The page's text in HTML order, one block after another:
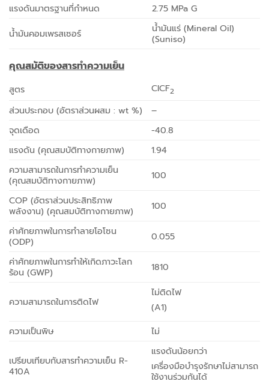
แรงดันมาตรฐานที่กำหนด
2.75 MPa G
น้ำมันคอมเพรสเซอร์
น้ำมันแร่ (Mineral Oil)
(Suniso)
คุณสมัติของสารทำความเย็น
สูตร CICF2
ส่วนประกอบ (อัตราส่วนผสม : wt %)
–
จุดเดือด
-40.8
แรงดัน (คุณสมบัติทางกายภาพ)
1.94
ความสามารถในการทำความเย็น
(คุณสมบัติทางกายภาพ)
100
COP (อัตราส่วนประสิทธิภาพ
พลังงาน) (คุณสมบัติทางกายภาพ)
100
ค่าศักยภาพในการทำลายโอโซน
(ODP)
0.055
ค่าศักยภาพในการทำให้เกิดภาวะโลก
ร้อน (GWP)
1810
ความสามารถในการติดไฟ
ไม่ติดไฟ
(A1)
ความเป็นพิษ
ไม่
เปรียบเทียบกับสารทำความเย็น R-
410A
แรงดันน้อยกว่า
เครื่องมือบำรุงรักษาไม่สามารถ
ใช้งานร่วมกันได้